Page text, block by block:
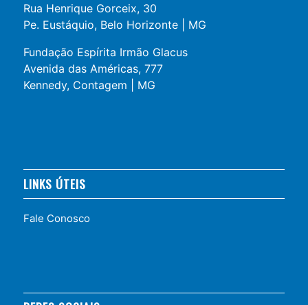
Rua Henrique Gorceix, 30
Pe. Eustáquio, Belo Horizonte | MG
Fundação Espírita Irmão Glacus
Avenida das Américas, 777
Kennedy, Contagem | MG
LINKS ÚTEIS
Fale Conosco